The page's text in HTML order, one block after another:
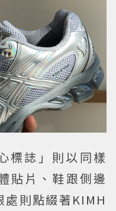
標誌」則以同樣
貼片、鞋跟側邊
處則點綴著KIMH